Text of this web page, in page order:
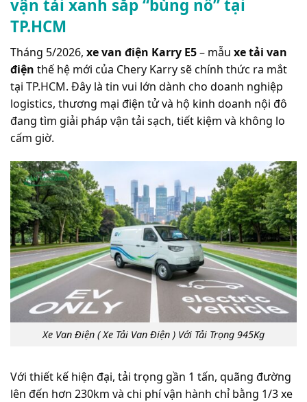
vận tải xanh sắp “bùng nổ” tại
TP.HCM
Tháng 5/2026, xe van điện Karry E5– mẫu xe tải van
điện thế hệ mới của Chery Karry sẽ chính thức ra mắt
tại TP.HCM. Đây là tin vui lớn dành cho doanh nghiệp
logistics, thương mại điện tử và hộ kinh doanh nội đô
đang tìm giải pháp vận tải sạch, tiết kiệm và không lo
cấm giờ.
Xe Van Điện ( Xe Tải Van Điện ) Với Tải Trọng 945Kg
Với thiết kế hiện đại, tải trọng gần 1 tấn, quãng đường
lên đến hơn 230km và chi phí vận hành chỉ bằng 1/3 xe